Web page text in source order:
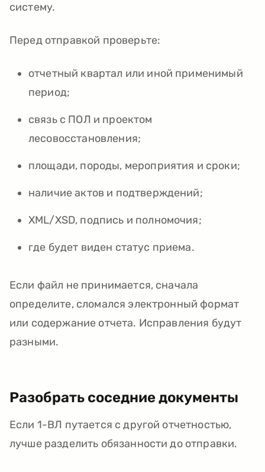
систему.
Перед отправкой проверьте:
отчетный квартал или иной применимый
период;
связь с ПОЛ и проектом
лесовосстановления;
площади, породы, мероприятия и сроки;
наличие актов и подтверждений;
XML/XSD, подпись и полномочия;
где будет виден статус приема.
Если файл не принимается, сначала
определите, сломался электронный формат
или содержание отчета. Исправления будут
разными.
Разобрать соседние документы
Если 1-ВЛ путается с другой отчетностью,
лучше разделить обязанности до отправки.